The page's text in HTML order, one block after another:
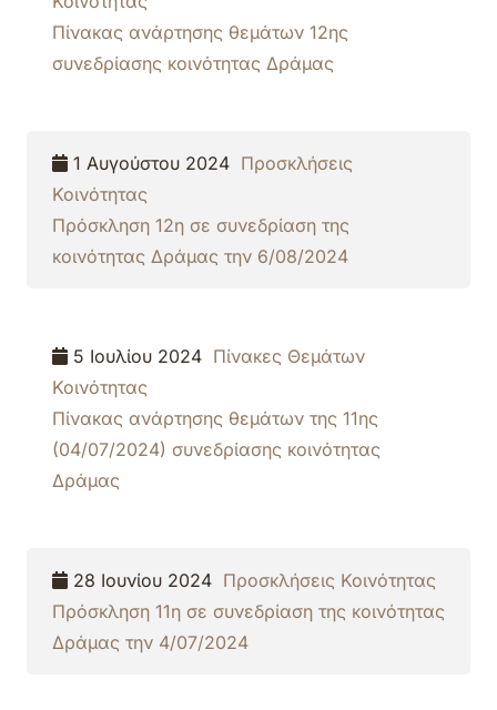
Πίνακας ανάρτησης θεμάτων 12ης
συνεδρίασης κοινότητας Δράμας
1 Αυγούστου 2024 Προσκλήσεις
Κοινότητας
Πρόσκληση 12η σε συνεδρίαση της
κοινότητας Δράμας την 6/08/2024
5 Ιουλίου 2024 Πίνακες Θεμάτων
Κοινότητας
Πίνακας ανάρτησης θεμάτων της 11ης
(04/07/2024) συνεδρίασης κοινότητας
Δράμας
28 Ιουνίου 2024 Προσκλήσεις Κοινότητας
Πρόσκληση 11η σε συνεδρίαση της κοινότητας
Δράμας την 4/07/2024